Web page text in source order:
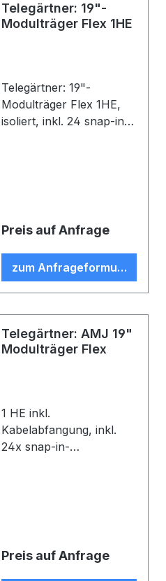
Telegärtner: 19"-
Modulträger Flex 1HE
Telegärtner: 19"-
Modulträger Flex 1HE,
isoliert, inkl. 24 snap-in
Module und Kupplungen,
Träger lichtgrau RAL
7035 / Modulaufnahme
alpinweiß
Preis auf Anfrage
zum Anfrageformular
Telegärtner: AMJ 19"
Modulträger Flex
1 HE inkl.
Kabelabfangung, inkl.
24x snap-in-
Preis auf Anfrage